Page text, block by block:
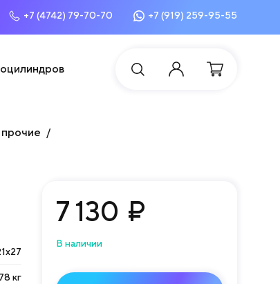
+7 (4742) 79-70-70 +7 (919) 259-95-55
кг
7 130 ₽
В наличии